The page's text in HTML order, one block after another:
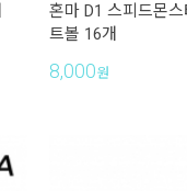
혼마 D1 스피드몬
트볼 16개
8,000원